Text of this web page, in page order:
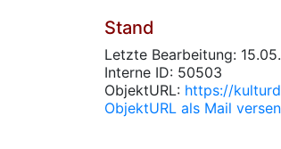
Stand
Letzte Bearbeitung:
Interne ID: 50503
ObjektURL: https://
ObjektURL als Mail